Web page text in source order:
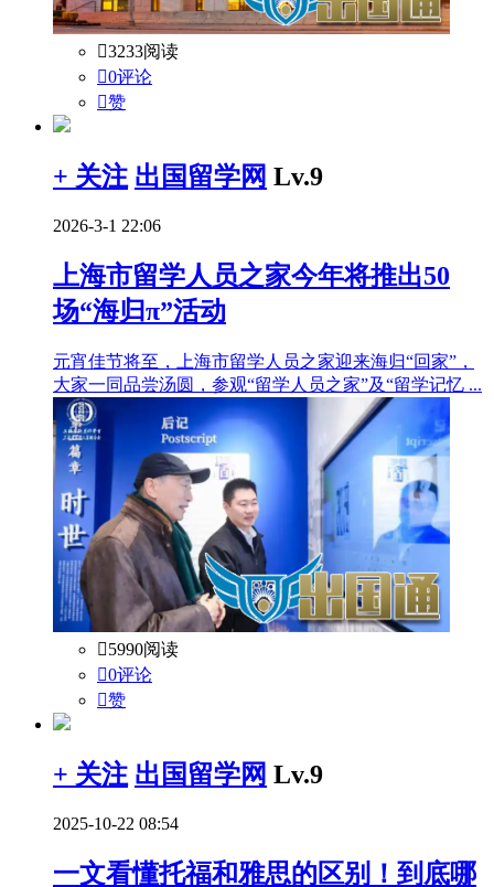
3233阅读
0评论
赞
+ 关注 出国留学网 Lv.9
2026-3-1 22:06
上海市留学人员之家今年将推出50
场“海归π”活动
元宵佳节将至，上海市留学人员之家迎来海归“回家”，
大家一同品尝汤圆，参观“留学人员之家”及“留学记忆 ...
5990阅读
0评论
赞
+ 关注 出国留学网 Lv.9
2025-10-22 08:54
一文看懂托福和雅思的区别！到底哪